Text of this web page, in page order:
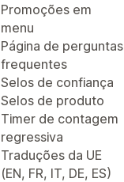
Promoções em
menu
Página de perguntas
frequentes
Selos de confiança
Selos de produto
Timer de contagem
regressiva
Traduções da UE
(EN, FR, IT, DE, ES)